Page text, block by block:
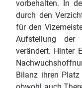
vorbehalten. In
durch den
für den
Aufstellung der
verändert. Hinter
Bilanz ihren Platz